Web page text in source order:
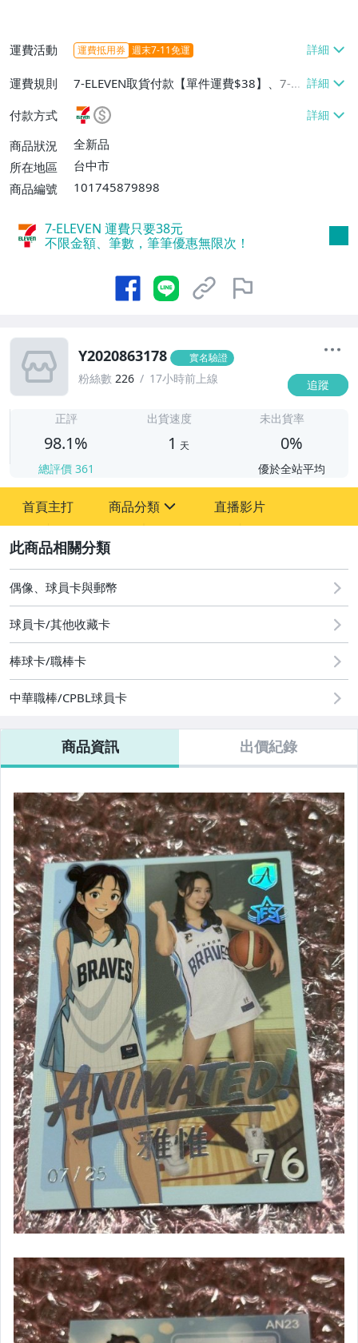
運費活動 運費抵用券 週末7-11免運
運費規則
7-ELEVEN取貨付款【單件運費$38】、7-EL
EVEN取貨不付款【單件運費$38】、郵局掛
號【單件運費$60】
付款方式
商品狀況
全新品
所在地區
台中市
商品編號
101745879898
7-ELEVEN 運費只要38元
不限金額、筆數，筆筆優惠無限次！
Y2020863178 實名驗證
粉絲數 226 17小時前上線 追蹤
正評
98.1%
總評價 361
出貨速度
1 天
未出貨率
0%
優於全站平均
首頁主打 商品分類
偶像、球員卡與郵幣
直播影片
偶像、球員卡與郵幣
球員卡/其他收藏卡
棒球卡/職棒卡
中華職棒/CPBL球員卡
商品資訊 出價紀錄